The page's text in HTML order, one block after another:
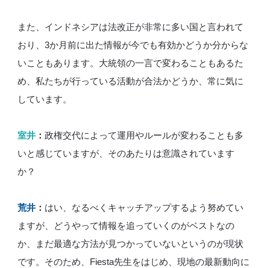
また、インドネシアは法改正が非常に多い国と言われて
おり、3か月前に出た情報が今でも有効かどうか分からな
いこともあります。大統領の一言で変わることもあるた
め、私たちが行っている活動が合法かどうか、常に気に
しています。
室井 ：政権交代によって運用やルールが変わることも多
いと感じていますが、そのあたりは意識されています
か？
荒井 ： はい、なるべくキャッチアップするよう努めてい
ますが、どうやって情報を追っていくのがベストなの
か、まだ最適な方法が見つかっていないというのが現状
です。そのため、Fiesta先生をはじめ、現地の最新動向に